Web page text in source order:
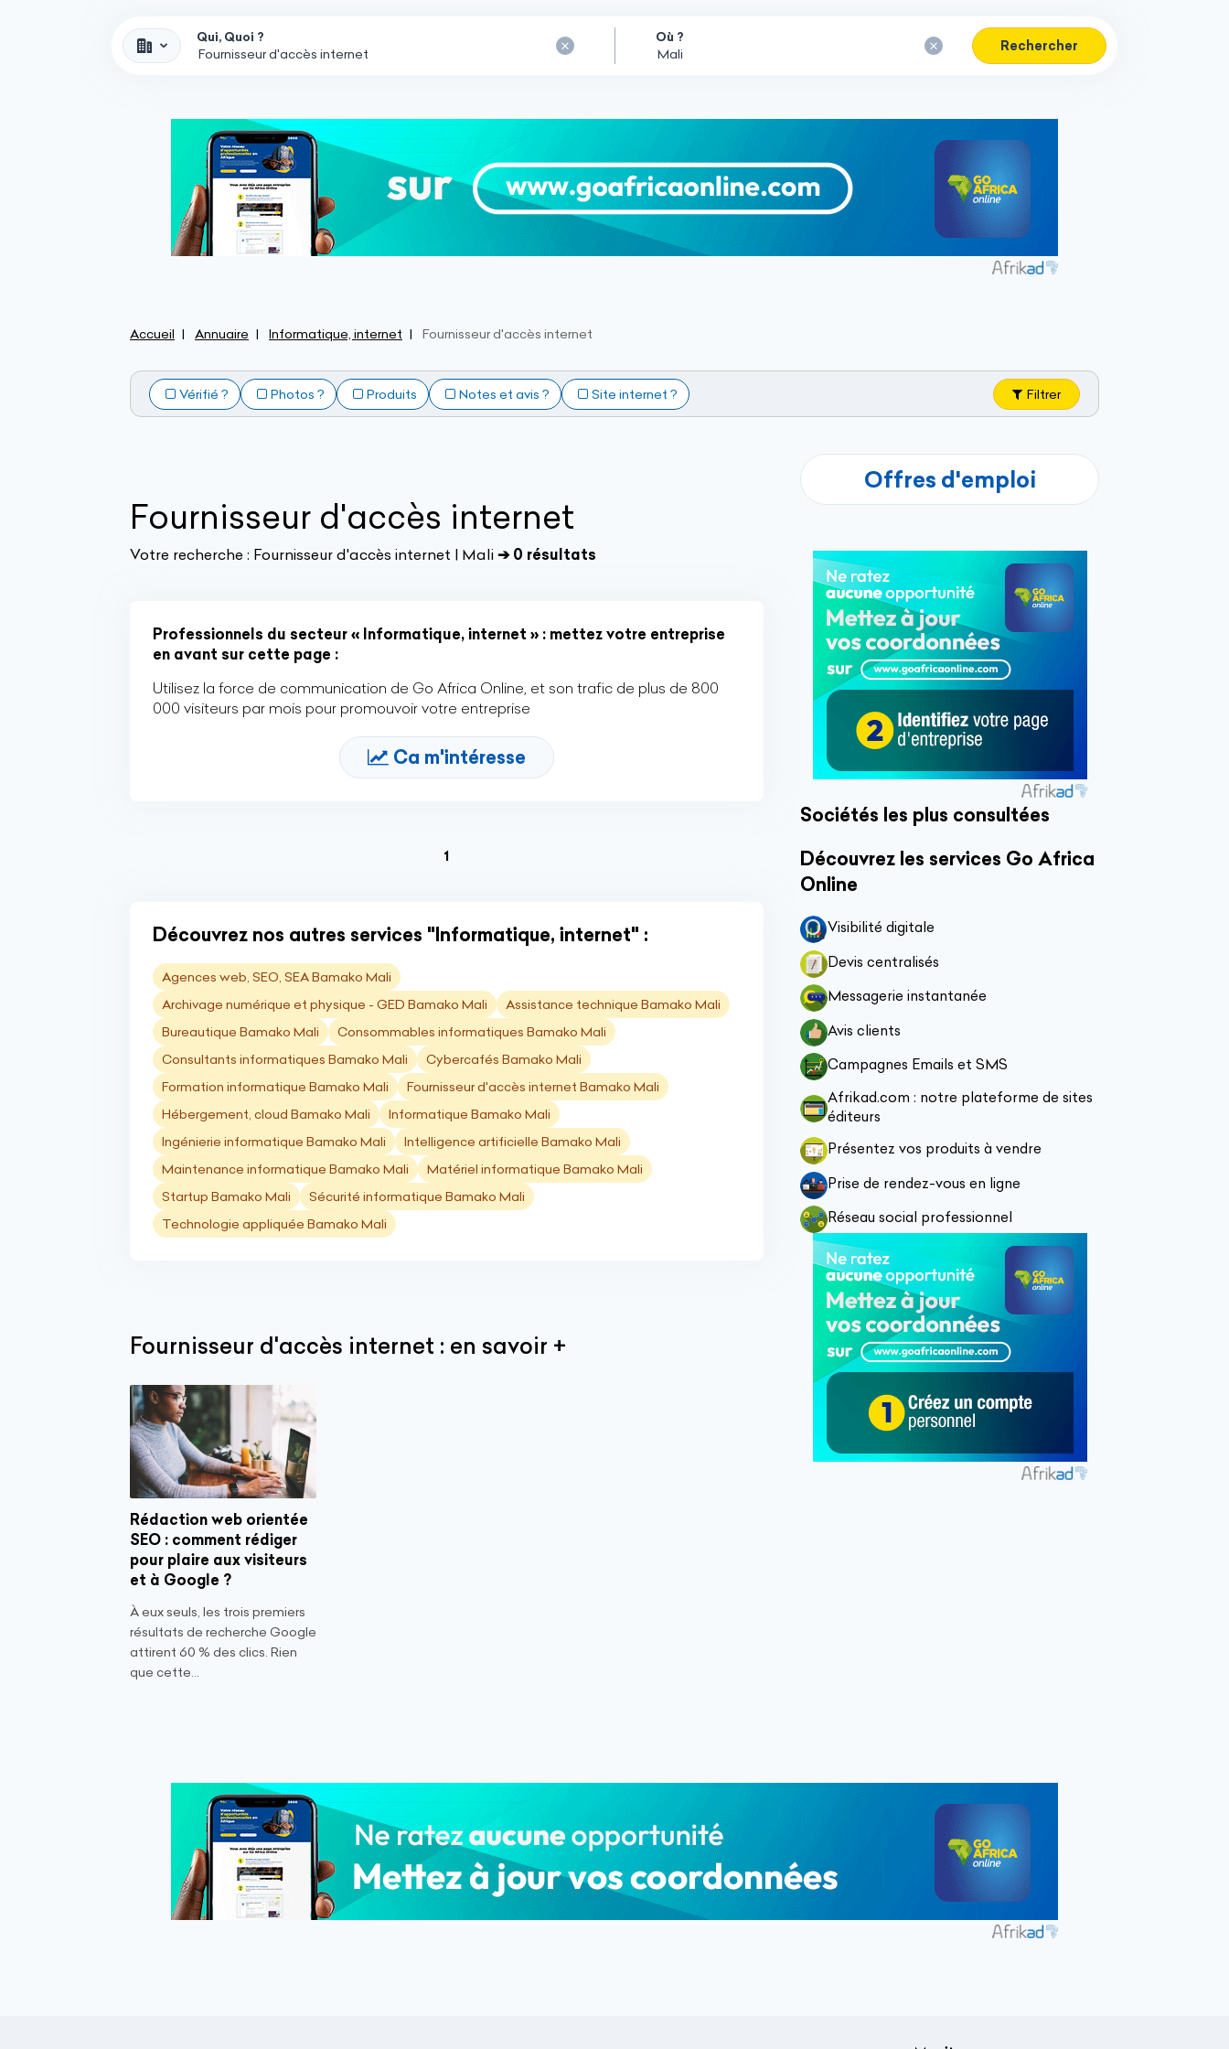
Qui, Quoi ? Où ?
Rechercher
Accueil Annuaire Informatique, internet Fournisseur d'accès internet
Vérifié ? Photos ? Produits Notes et avis ? Site internet ? Filtrer
Fournisseur d'accès internet
Votre recherche : Fournisseur d'accès internet | Mali ➔ 0 résultats
Professionnels du secteur « Informatique, internet » : mettez votre entreprise
en avant sur cette page :
Utilisez la force de communication de Go Africa Online, et son trafic de plus de 800
000 visiteurs par mois pour promouvoir votre entreprise
Ca m'intéresse
1(current)
Découvrez nos autres services "Informatique, internet" :
Agences web, SEO, SEA Bamako Mali
Archivage numérique et physique - GED Bamako Mali
Assistance technique Bamako Mali
Bureautique Bamako Mali
Consommables informatiques Bamako Mali
Consultants informatiques Bamako Mali
Cybercafés Bamako Mali
Formation informatique Bamako Mali
Fournisseur d'accès internet Bamako Mali
Hébergement, cloud Bamako Mali
Informatique Bamako Mali
Ingénierie informatique Bamako Mali
Intelligence artificielle Bamako Mali
Maintenance informatique Bamako Mali
Matériel informatique Bamako Mali
Startup Bamako Mali
Sécurité informatique Bamako Mali
Technologie appliquée Bamako Mali
Fournisseur d'accès internet : en savoir +
Rédaction web orientée
SEO : comment rédiger
pour plaire aux visiteurs
et à Google ?
À eux seuls, les trois premiers
résultats de recherche Google
attirent 60 % des clics. Rien
que cette...
Offres d'emploi
Sociétés les plus consultées
Découvrez les services Go Africa
Online
Visibilité digitale
Devis centralisés
Messagerie instantanée
Avis clients
Campagnes Emails et SMS
Afrikad.com : notre plateforme de sites
éditeurs
Présentez vos produits à vendre
Prise de rendez-vous en ligne
Réseau social professionnel